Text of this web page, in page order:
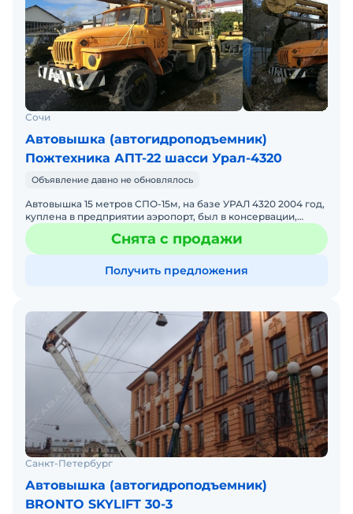
Сочи
Автовышка (автогидроподъемник)
Пожтехника АПТ-22 шасси Урал-4320
Объявление давно не обновлялось
Автовышка 15 метров СПО-15м, на базе УРАЛ 4320 2004 год,
куплена в предприятии аэропорт, был в консервации,
пробег 4700км., Из минусов резина не идеал, и краска
Снята с продажи
Получить предложения
Санкт-Петербург
Автовышка (автогидроподъемник)
BRONTO SKYLIFT 30-3